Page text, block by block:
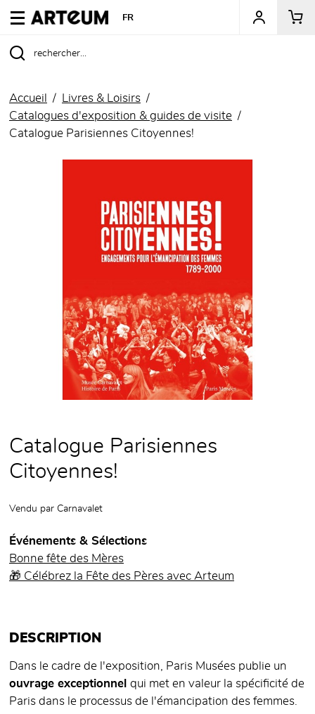
ARTEUM, la référence des boutiques de musées
FR
Accueil
Livres & Loisirs
Catalogues d'exposition & guides de visite
Catalogue Parisiennes Citoyennes!
Catalogue Parisiennes
Citoyennes!
Vendu par Carnavalet
Événements & Sélections
Bonne fête des Mères
🎁 Célébrez la Fête des Pères avec Arteum
DESCRIPTION
Dans le cadre de l'exposition, Paris Musées publie un
ouvrage exceptionnel qui met en valeur la spécificité de
Paris dans le processus de l'émancipation des femmes.